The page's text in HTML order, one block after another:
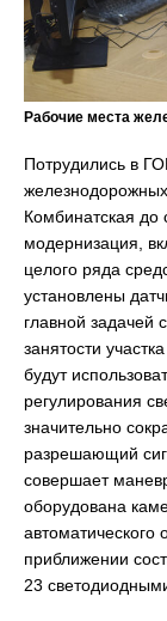
Рабочие места
Потрудились в
Комбинатская
модернизация,
целого ряда
установлены
главной задачей
занятости
будут
регулирования
значительно
разрешающий
совершает
оборудована
приближении
23